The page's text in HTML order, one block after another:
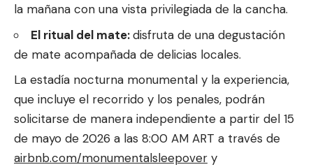
la mañana con una vista privilegiada de la cancha.
El ritual del mate:disfruta de una degustación
de mate acompañada de delicias locales.
La estadía nocturna monumental y la experiencia,
que incluye el recorrido y los penales, podrán
solicitarse de manera independiente a partir del 15
de mayo de 2026 a las 8:00 AM ART a través de
airbnb.com/monumentalsleepover y